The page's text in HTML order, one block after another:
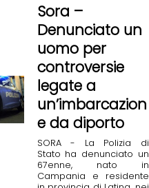
Sora –
Denunciato un
uomo per
controversie
legate a
un’imbarcazion
e da diporto
SORA - La Polizia di
Stato ha denunciato un
67enne, nato in
Campania e residente